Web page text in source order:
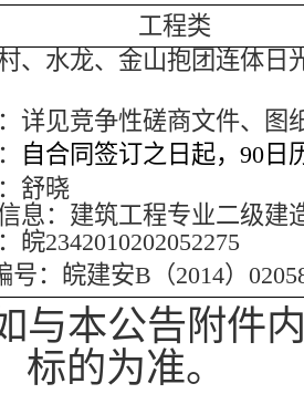
工程类
、水龙、金山抱团连体日
详见竞争性磋商文件、图
自合同签订之日起，90日
舒晓
息：建筑工程专业二级建
皖2342010202052275
号：皖建安B（2014）
与本公告附件
标的为准。